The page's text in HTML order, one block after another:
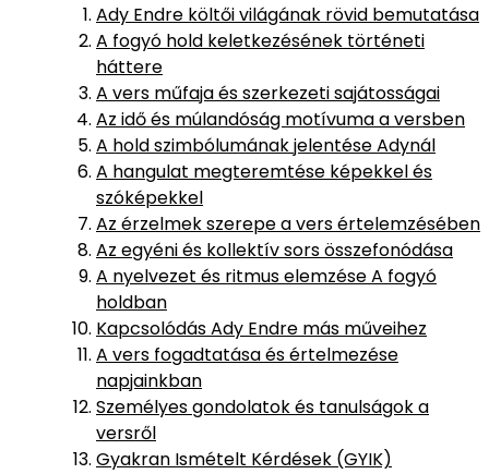
Ady Endre költői világának rövid bemutatása
A fogyó hold keletkezésének történeti
háttere
A vers műfaja és szerkezeti sajátosságai
Az idő és múlandóság motívuma a versben
A hold szimbólumának jelentése Adynál
A hangulat megteremtése képekkel és
szóképekkel
Az érzelmek szerepe a vers értelemzésében
Az egyéni és kollektív sors összefonódása
A nyelvezet és ritmus elemzése A fogyó
holdban
Kapcsolódás Ady Endre más műveihez
A vers fogadtatása és értelmezése
napjainkban
Személyes gondolatok és tanulságok a
versről
Gyakran Ismételt Kérdések (GYIK)